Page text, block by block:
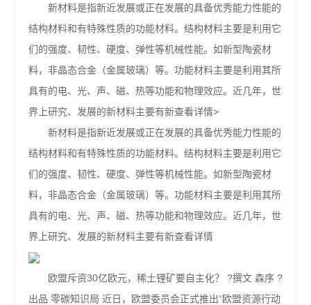
新材料是指新近发展或正在发展的具备优秀能力性能的
结构材料和有特殊性质的功能材料。结构材料主要是利用它
们的强度、韧性、硬度、弹性等机械性能。如新型陶瓷材
料，非晶态合金（金属玻璃）等。功能材料主要是利用其所
具有的电、光、声、磁、热等功能和物理效应。近几年，世
界上研究、发展的新材料主要有新查看详情>
新材料是指新近发展或正在发展的具备优秀能力性能的
结构材料和有特殊性质的功能材料。结构材料主要是利用它
们的强度、韧性、硬度、弹性等机械性能。如新型陶瓷材
料，非晶态合金（金属玻璃）等。功能材料主要是利用其所
具有的电、光、声、磁、热等功能和物理效应。近几年，世
界上研究、发展的新材料主要有新查看详情
欧盟斥资30亿欧元，稀土锂矿要自主化？ ?撰文 森序 ?
出品 零碳知识局 近日，欧盟委员会正式推出“欧盟资源行动